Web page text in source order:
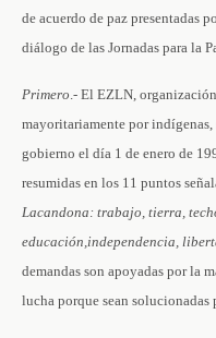
de acuerdo de paz presentadas
diálogo de las Jornadas para la
Primero.- El EZLN,
mayoritariamente por indígenas,
gobierno el día 1 de enero de
resumidas en los 11 puntos
Lacandona: trabajo, tierra,
educación,independencia,
demandas son apoyadas por la
lucha porque sean solucionadas